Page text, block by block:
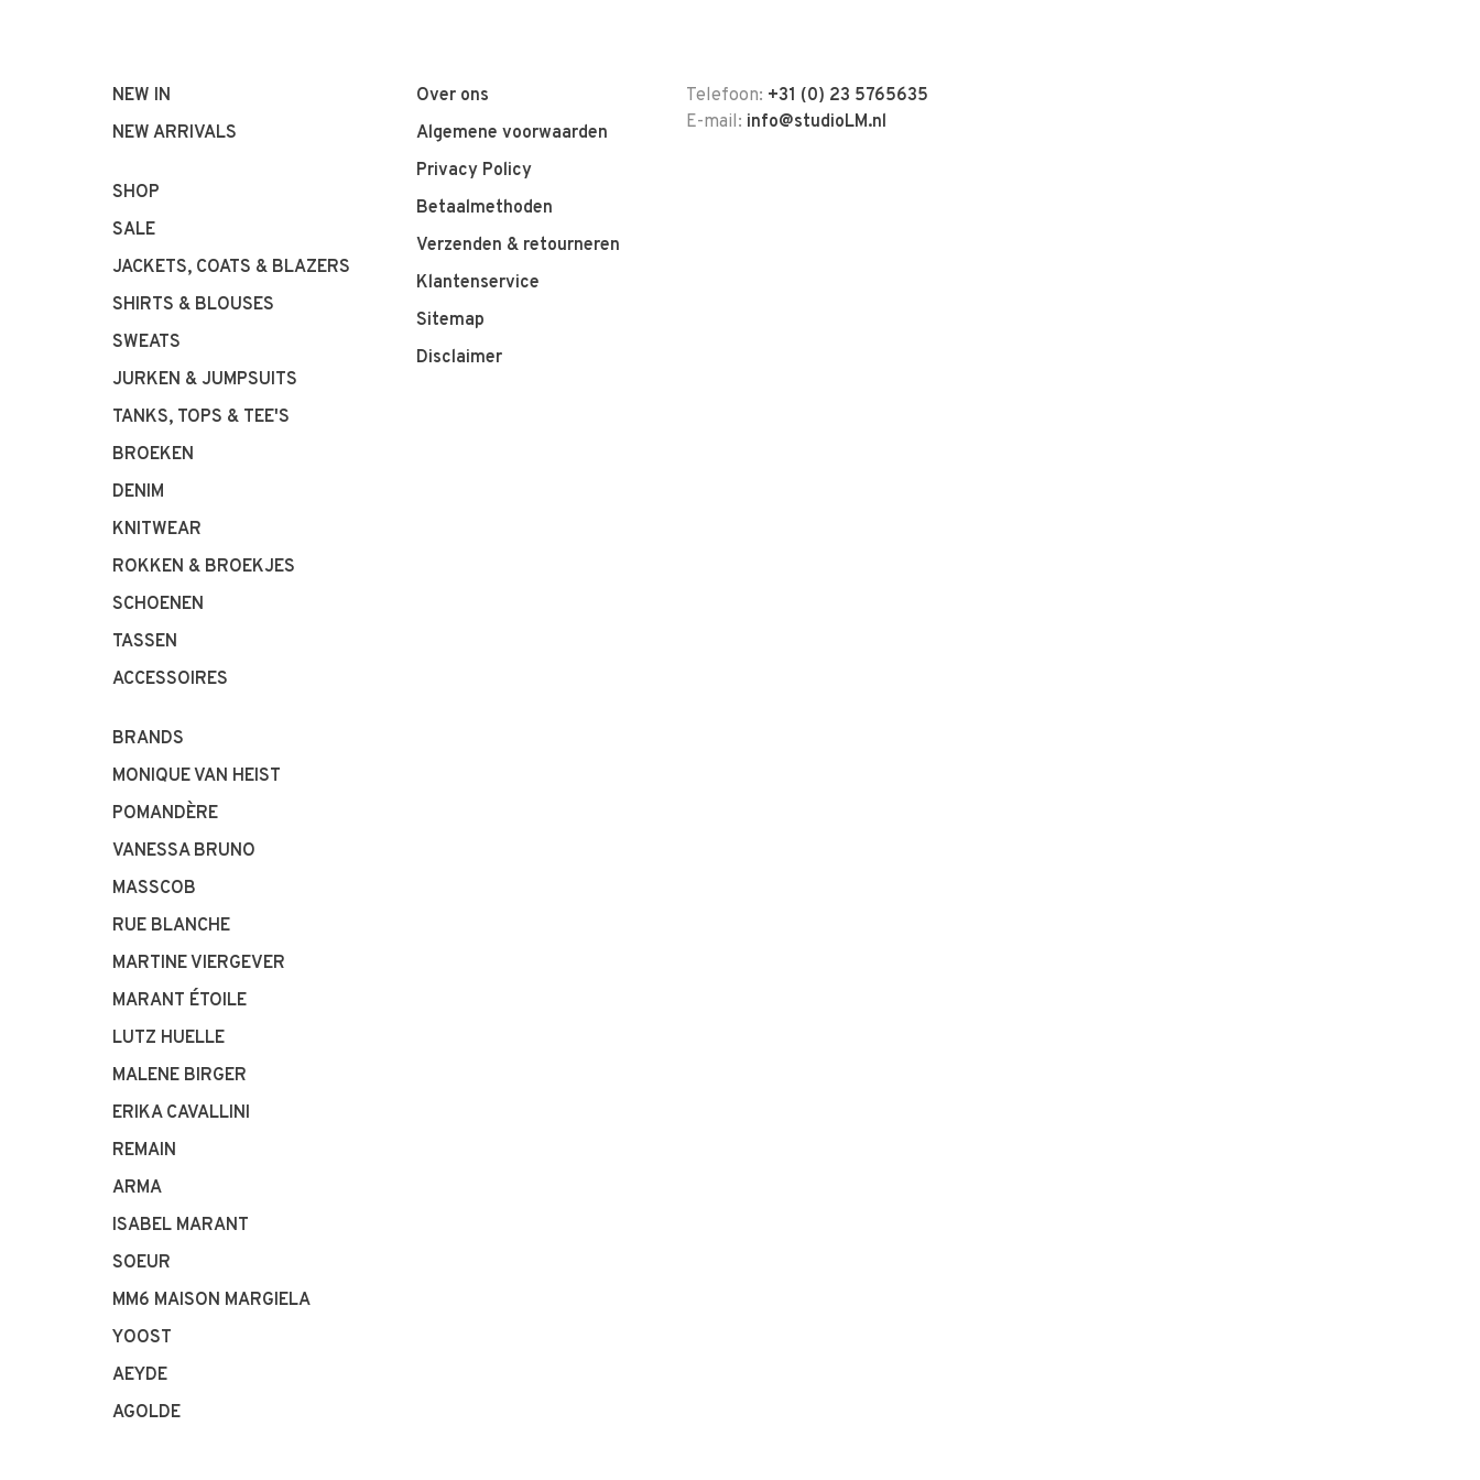
NEW IN
NEW ARRIVALS
SHOP
SALE
JACKETS, COATS & BLAZERS
SHIRTS & BLOUSES
SWEATS
JURKEN & JUMPSUITS
TANKS, TOPS & TEE'S
BROEKEN
DENIM
KNITWEAR
ROKKEN & BROEKJES
SCHOENEN
TASSEN
ACCESSOIRES
BRANDS
MONIQUE VAN HEIST
POMANDÈRE
VANESSA BRUNO
MASSCOB
RUE BLANCHE
MARTINE VIERGEVER
MARANT ÉTOILE
LUTZ HUELLE
MALENE BIRGER
ERIKA CAVALLINI
REMAIN
ARMA
ISABEL MARANT
SOEUR
MM6 MAISON MARGIELA
YOOST
AEYDE
AGOLDE
Over ons
Algemene voorwaarden
Privacy Policy
Betaalmethoden
Verzenden & retourneren
Klantenservice
Sitemap
Disclaimer
Telefoon: +31 (0) 23 5765635
E-mail: info@studioLM.nl